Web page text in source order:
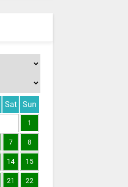
Sat Sun
1
7 8
14 15
21 22